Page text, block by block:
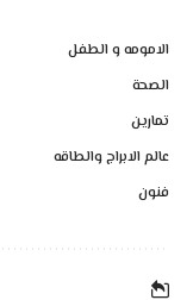
الامومه و الطفل
الصحة
تمارين
عالم الابراج والطاقه
فنون